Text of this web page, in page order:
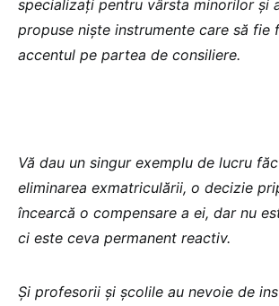
specializați pentru vârsta minorilor și
propuse niște instrumente care să fie
accentul pe partea de consiliere.
Vă dau un singur exemplu de lucru
eliminarea exmatriculării, o decizie
încearcă o compensare a ei, dar nu
ci este ceva permanent reactiv.
Și profesorii și școlile au nevoie de